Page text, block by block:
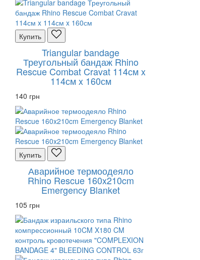
Купить
Triangular bandage
Треугольный бандаж Rhino
Rescue Combat Cravat 114см x
114см x 160см
140 грн
Купить
Аварийное термоодеяло
Rhino Rescue 160x210cm
Emergency Blanket
105 грн